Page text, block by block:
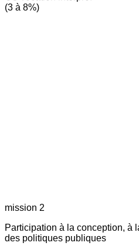
(3 à 8%)
mission 2
Participation à la conception, à
des politiques publiques